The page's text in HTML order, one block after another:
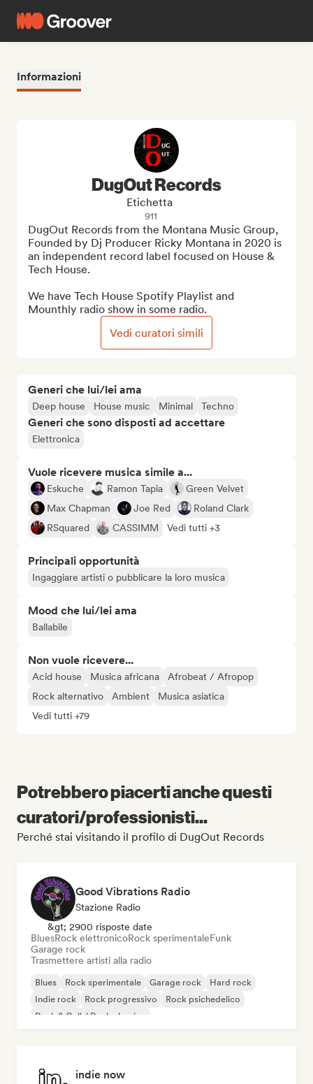
Informazioni
Generi che lui/lei ama
Deep house House music Minimal Techno
Generi che sono disposti ad accettare
Elettronica
Vuole ricevere musica simile a...
Eskuche Ramon Tapia
Green Velvet
Max Chapman
Joe Red
Roland Clark
RSquared
CASSIMM Vedi tutti +3
Principali opportunità
Ingaggiare artisti o pubblicare la loro musica
Mood che lui/lei ama
Ballabile
Non vuole ricevere...
Acid house Musica africana
Afrobeat / Afropop
Rock alternativo
Ambient
Musica asiatica
Vedi tutti +79
DugOut Records
Etichetta
911
DugOut Records from the Montana Music Group,
Founded by Dj Producer Ricky Montana in 2020 is
an independent record label focused on House &
Tech House.
We have Tech House Spotify Playlist and
Mounthly radio show in some radio.
Vedi curatori simili
Potrebbero piacerti anche questi
curatori/professionisti...
Perché stai visitando il profilo di DugOut Records
Good Vibrations Radio
Stazione Radio
&gt; 2900 risposte date
BluesRock elettronicoRock sperimentaleFunk
Garage rock
Trasmettere artisti alla radio
Blues Rock sperimentale Garage rock
Hard rock
Indie rock
Rock progressivo
Rock psichedelico
Rock & Roll / Rock classico
indie now